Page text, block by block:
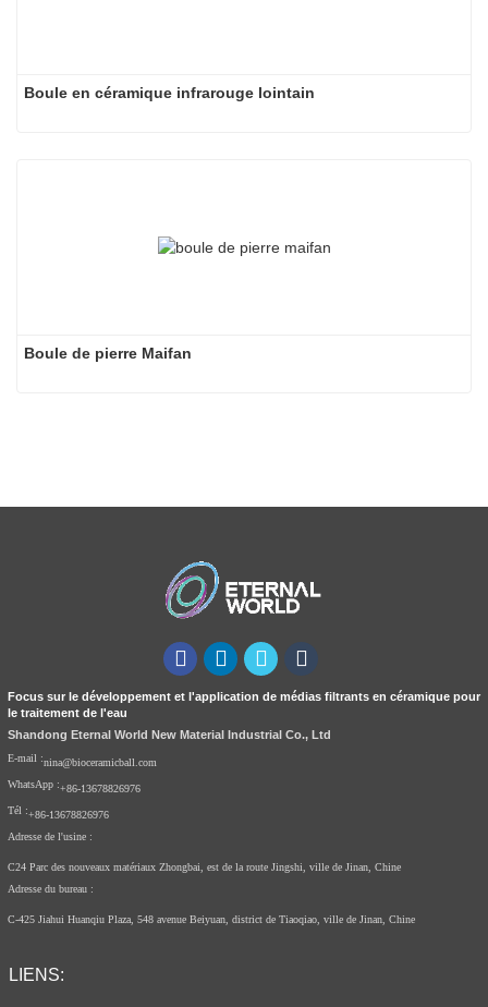
Boule en céramique infrarouge lointain
Boule de pierre Maifan
Focus sur le développement et l'application de médias filtrants en céramique pour
le traitement de l'eau
Shandong Eternal World New Material Industrial Co., Ltd
E-mail :nina@bioceramicball.com
WhatsApp :+86-13678826976
Tél :+86-13678826976
Adresse de l'usine :
C24 Parc des nouveaux matériaux Zhongbai, est de la route Jingshi, ville de Jinan, Chine
Adresse du bureau :
C-425 Jiahui Huanqiu Plaza, 548 avenue Beiyuan, district de Tiaoqiao, ville de Jinan, Chine
LIENS: